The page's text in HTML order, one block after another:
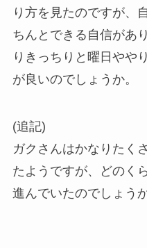
り方を見たのですが、
ちんとできる自信があ
りきっちりと曜日やや
が良いのでしょうか。
(追記)
ガクさんはかなりたく
たようですが、どのく
進んでいたのでしょうか